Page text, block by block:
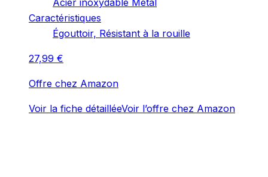
Caractéristiques
‎Égouttoir, Résistant à la rouille
27,99 €
Offre chez Amazon
Voir la fiche détailléeVoir l’offre chez Amazon